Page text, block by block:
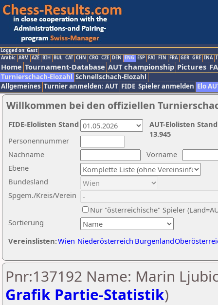
Logged on: Gast
Arabic ARM AZE BIH BUL CAT CHN CRO CZE DEN ENG ESP FAI FIN FRA GER GRE INA
Home Tournament-Database AUT championship Pictures
Turnierschach-Elozahl Schnellschach-Elozahl
Allgemeines Turnier anmelden: AUT FIDE Spieler anmelden Elo
Willkommen bei den offiziellen
Nachname
Vorname
Ebene
Sortierung
Personennummer
Bundesland
Spgem./Kreis/Verein
Nur "österreichische" Spieler
Vereinslisten:Wien Niederösterreich Burgenland
AUT-Elolisten
13.945
FIDE-Elolisten Stand
Pnr:137192 Name: Marin
Grafik Partie-Statistik)